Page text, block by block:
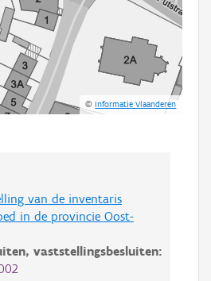
©Informatie Vlaanderen
van de inventaris
in de provincie Oost-
vaststellingsbesluiten: